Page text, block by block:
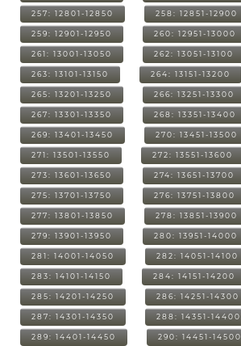
257: 12801-12850 258: 12851-12900
259: 12901-12950 260: 12951-13000
261: 13001-13050 262: 13051-13100
263: 13101-13150 264: 13151-13200
265: 13201-13250 266: 13251-13300
267: 13301-13350 268: 13351-13400
269: 13401-13450 270: 13451-13500
271: 13501-13550 272: 13551-13600
273: 13601-13650 274: 13651-13700
275: 13701-13750 276: 13751-13800
277: 13801-13850 278: 13851-13900
279: 13901-13950 280: 13951-14000
281: 14001-14050 282: 14051-14100
283: 14101-14150 284: 14151-14200
285: 14201-14250 286: 14251-14300
287: 14301-14350 288: 14351-14400
289: 14401-14450 290: 14451-14500